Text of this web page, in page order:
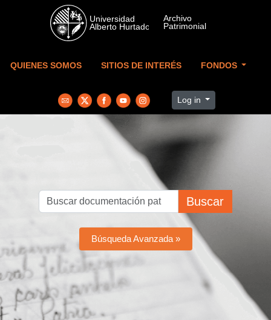
Skip to main content
QUIENES SOMOS SITIOS DE INTERÉS FONDOS
Log in
Buscar
Búsqueda Avanzada »